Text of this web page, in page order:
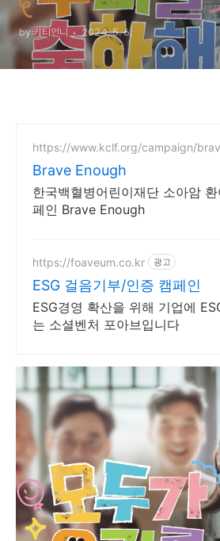
by 키티언니 2024. 5. 6.
https://www.kclf.org/campaign/
Brave Enough
한국백혈병어린이재단 소아암
페인 Brave Enough
https://foaveum.co.kr 광고
ESG 걸음기부/인증 캠페인
ESG경영 확산을 위해 기업에
는 소셜벤처 포아브입니다